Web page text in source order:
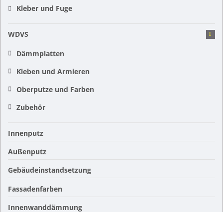
Kleber und Fuge
WDVS
Dämmplatten
Kleben und Armieren
Oberputze und Farben
Zubehör
Innenputz
Außenputz
Gebäudeinstandsetzung
Fassadenfarben
Innenwanddämmung